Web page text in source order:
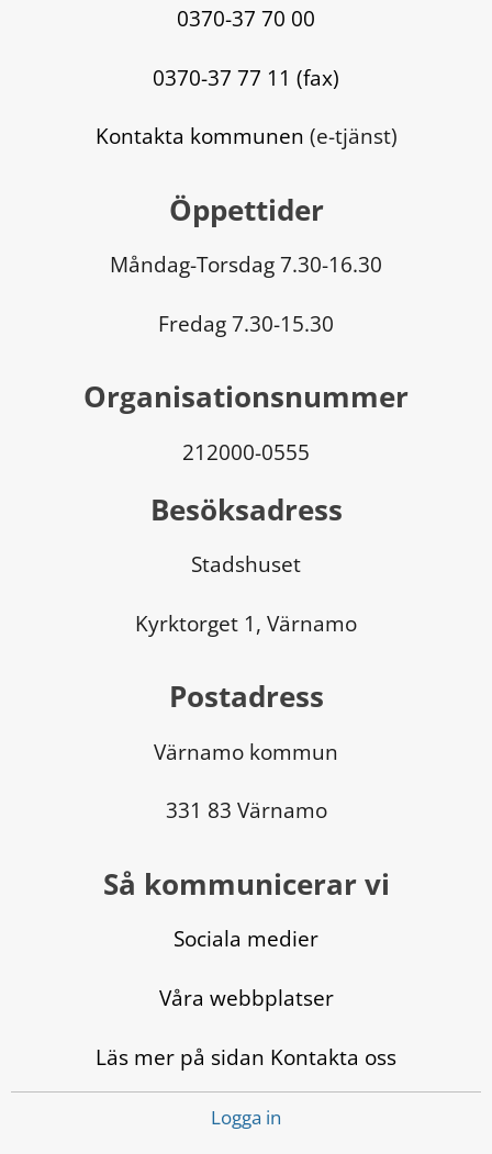
0370-37 70 00
0370-37 77 11 (fax)
Kontakta kommunen (e-tjänst)
Öppettider
Måndag-Torsdag 7.30-16.30
Fredag 7.30-15.30
Organisationsnummer
212000-0555
Besöksadress
Stadshuset
Kyrktorget 1, Värnamo
Postadress
Värnamo kommun
331 83 Värnamo
Så kommunicerar vi
Sociala medier
Våra webbplatser
Läs mer på sidan Kontakta oss
Logga in